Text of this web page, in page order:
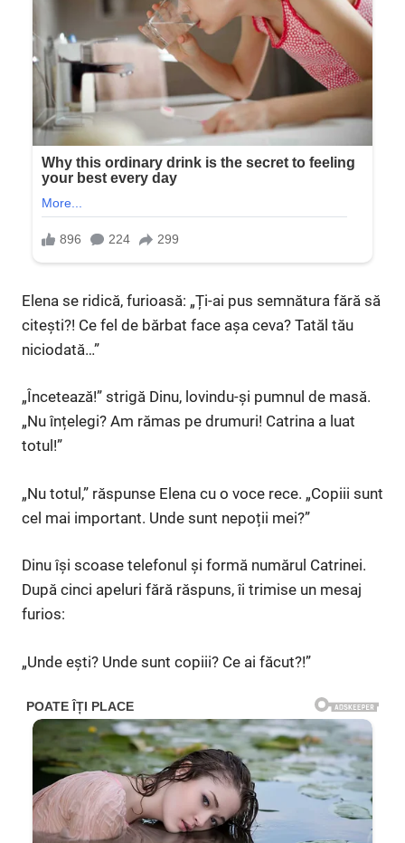
Elena se ridică, furioasă: „Ți-ai pus semnătura fără să
citești?! Ce fel de bărbat face așa ceva? Tatăl tău
niciodată…”
„Încetează!” strigă Dinu, lovindu-și pumnul de masă.
„Nu înțelegi? Am rămas pe drumuri! Catrina a luat
totul!”
„Nu totul,” răspunse Elena cu o voce rece. „Copiii sunt
cel mai important. Unde sunt nepoții mei?”
Dinu își scoase telefonul și formă numărul Catrinei.
După cinci apeluri fără răspuns, îi trimise un mesaj
furios:
„Unde ești? Unde sunt copiii? Ce ai făcut?!”